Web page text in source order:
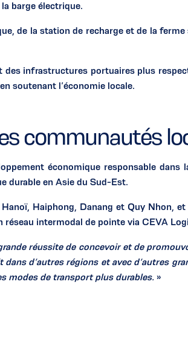
barge électrique.
de la station de recharge et de la ferme
infrastructures portuaires plus
soutenant l’économie locale.
communautés
économique responsable dans
durable en Asie du Sud-Est.
Haiphong, Danang et Quy Nhon,
intermodal de pointe via CEVA
réussite de concevoir et de
d’autres régions et avec d’autres
modes de transport plus durables. »